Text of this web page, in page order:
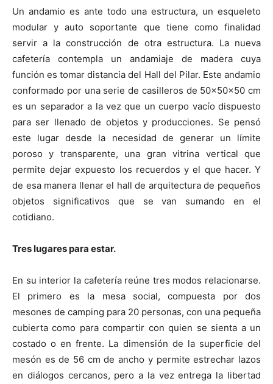
Un andamio es ante todo una estructura, un esqueleto
modular y auto soportante que tiene como finalidad
servir a la construcción de otra estructura. La nueva
cafetería contempla un andamiaje de madera cuya
función es tomar distancia del Hall del Pilar. Este andamio
conformado por una serie de casilleros de 50x50x50 cm
es un separador a la vez que un cuerpo vacío dispuesto
para ser llenado de objetos y producciones. Se pensó
este lugar desde la necesidad de generar un límite
poroso y transparente, una gran vitrina vertical que
permite dejar expuesto los recuerdos y el que hacer. Y
de esa manera llenar el hall de arquitectura de pequeños
objetos significativos que se van sumando en el
cotidiano.
Tres lugares para estar.
En su interior la cafetería reúne tres modos relacionarse.
El primero es la mesa social, compuesta por dos
mesones de camping para 20 personas, con una pequeña
cubierta como para compartir con quien se sienta a un
costado o en frente. La dimensión de la superficie del
mesón es de 56 cm de ancho y permite estrechar lazos
en diálogos cercanos, pero a la vez entrega la libertad